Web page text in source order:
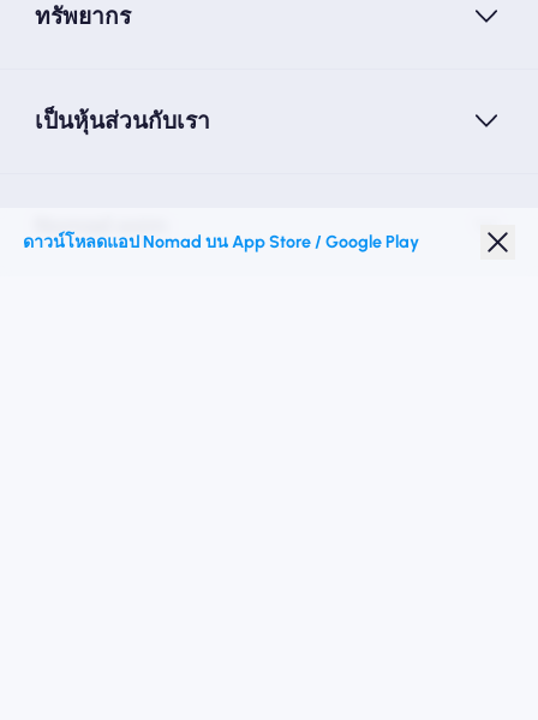
ทรัพยากร
เป็นหุ้นส่วนกับเรา
Nomad esim
ดาวน์โหลดแอป Nomad บน App Store / Google Play